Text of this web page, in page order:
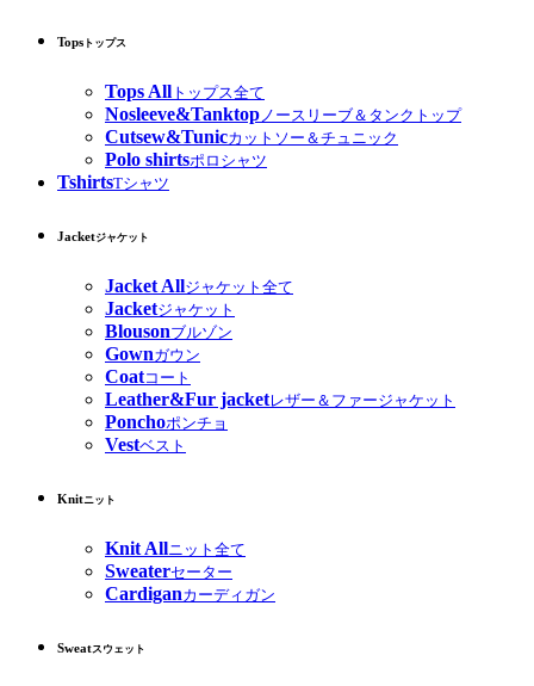
Tops トップス
Tops All トップス全て
Nosleeve&Tanktopノースリーブ＆タンクトップ
Cutsew&Tunicカットソー＆チュニック
Polo shirtsポロシャツ
TshirtsTシャツ
Jacketジャケット
Jacket Allジャケット全て
Jacketジャケット
Blousonブルゾン
Gownガウン
Coatコート
Leather&Fur jacketレザー＆ファージャケット
Ponchoポンチョ
Vestベスト
Knitニット
Knit Allニット全て
Sweaterセーター
Cardiganカーディガン
Sweatスウェット